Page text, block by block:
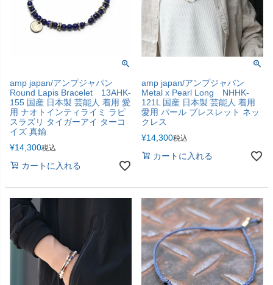
amp japan/アンプジャパン
Round Lapis Bracelet 13AHK-
155 国産 日本製 芸能人 着用 愛
用 ナオトインティライミ ラピ
スラズリ タイガーアイ ターコ
イズ 真鍮
¥14,300税込
カートに入れる
amp japan/アンプジャパン
Metal x Pearl Long NHHK-
121L 国産 日本製 芸能人 着用
愛用 パール ブレスレット ネッ
クレス
¥14,300税込
カートに入れる